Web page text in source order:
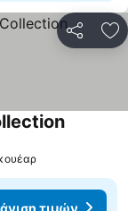
τιμών